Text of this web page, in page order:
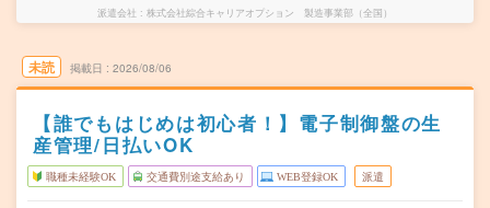
派遣会社 株式会社綜合キャリアオプション 製造事業部（全国）
未読 掲載日 2026/08/06
【誰でもはじめは初心者！】電子制御盤の生
産管理/日払いOK
職種未経験OK 交通費別途支給あり WEB登録OK 派遣